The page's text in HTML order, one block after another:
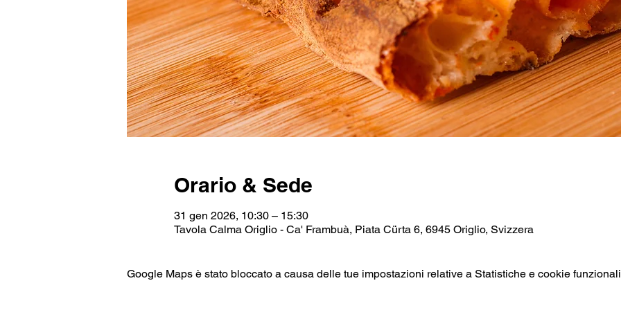
Orario & Sede
31 gen 2026, 10:30 – 15:30
Tavola Calma Origlio - Ca' Frambuà, Piata Cürta 6, 6945 Origlio, Svizzera
Google Maps è stato bloccato a causa delle tue impostazioni relative a Statistiche e cookie